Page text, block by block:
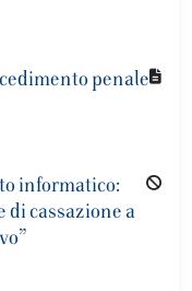
penale
informatico:
di cassazione a